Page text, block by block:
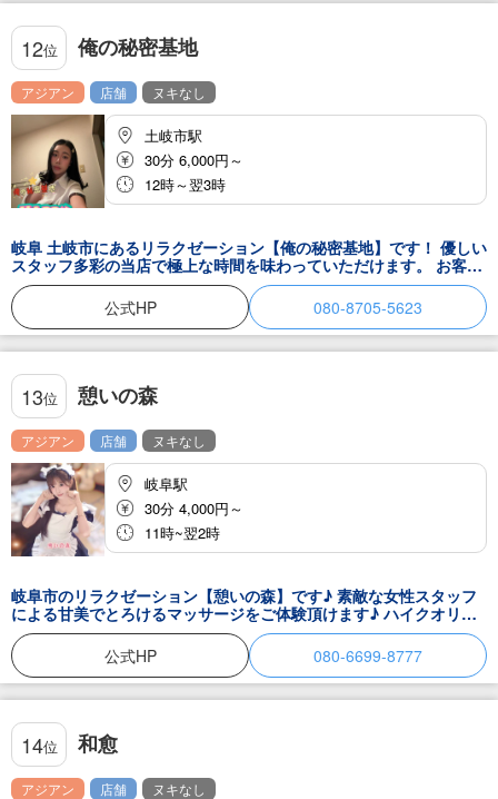
12位 俺の秘密基地
アジアン 店舗 ヌキなし
土岐市駅
30分 6,000円～
12時～翌3時
岐阜 土岐市にあるリラクゼーション【俺の秘密基地】です！ 優しい
スタッフ多彩の当店で極上な時間を味わっていただけます。 お客様
の体に合わせた癒し技術で病みつきになってしまうこと間違いなし
♪ 仕事で疲れた体と心を、心ゆくまで癒されていって下さいね♪ ス
タッフ一同みなさまのお越しをお待ちしております！
公式HP 080-8705-5623
13位 憩いの森
アジアン 店舗 ヌキなし
岐阜駅
30分 4,000円～
11時~翌2時
岐阜市のリラクゼーション【憩いの森】です♪ 素敵な女性スタッフ
による甘美でとろけるマッサージをご体験頂けます♪ ハイクオリテ
ィなおもてなしをご堪能頂ければ、身体の調子を整え明日からの英
気を養います♪ セラピストとの二人きりの甘い時間をご堪能くださ
い♪ セラピスト一同、お客様のご来店をお待ちしております。
公式HP 080-6699-8777
14位 和愈
アジアン 店舗 ヌキなし